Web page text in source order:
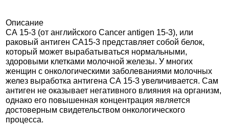
Описание
СА 15-3 (от английского Cancer antigen 15-3), или
раковый антиген CA15-3 представляет собой белок,
который может вырабатываться нормальными,
здоровыми клетками молочной железы. У многих
женщин с онкологическими заболеваниями молочных
желез выработка антигена СА 15-3 увеличивается. Сам
антиген не оказывает негативного влияния на организм,
однако его повышенная концентрация является
достоверным свидетельством онкологического
процесса.